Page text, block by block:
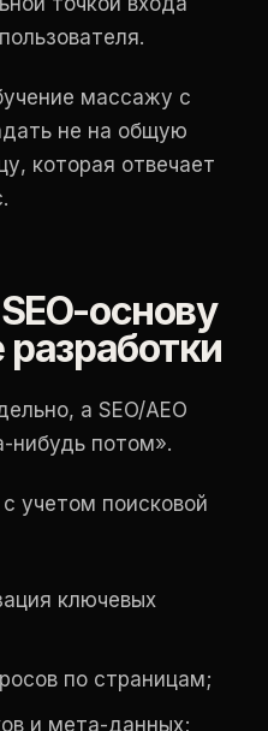
массажу с
не на общую
которая отвечает
основу
а SEO/AEO
нибудь потом».
учетом поисковой
ключевых
по страницам;
и мета-данных;